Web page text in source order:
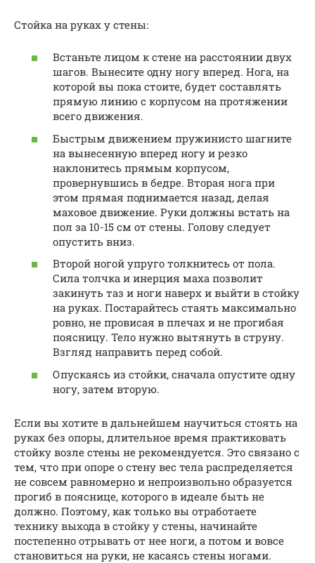
Стойка на руках у стены:
Встаньте лицом к стене на расстоянии двух
шагов. Вынесите одну ногу вперед. Нога, на
которой вы пока стоите, будет составлять
прямую линию с корпусом на протяжении
всего движения.
Быстрым движением пружинисто шагните
на вынесенную вперед ногу и резко
наклонитесь прямым корпусом,
провернувшись в бедре. Вторая нога при
этом прямая поднимается назад, делая
маховое движение. Руки должны встать на
пол за 10-15 см от стены. Голову следует
опустить вниз.
Второй ногой упруго толкнитесь от пола.
Сила толчка и инерция маха позволит
закинуть таз и ноги наверх и выйти в стойку
на руках. Постарайтесь стаять максимально
ровно, не провисая в плечах и не прогибая
поясницу. Тело нужно вытянуть в струну.
Взгляд направить перед собой.
Опускаясь из стойки, сначала опустите одну
ногу, затем вторую.
Если вы хотите в дальнейшем научиться стоять на
руках без опоры, длительное время практиковать
стойку возле стены не рекомендуется. Это связано с
тем, что при опоре о стену вес тела распределяется
не совсем равномерно и непроизвольно образуется
прогиб в пояснице, которого в идеале быть не
должно. Поэтому, как только вы отработаете
технику выхода в стойку у стены, начинайте
постепенно отрывать от нее ноги, а потом и вовсе
становиться на руки, не касаясь стены ногами.